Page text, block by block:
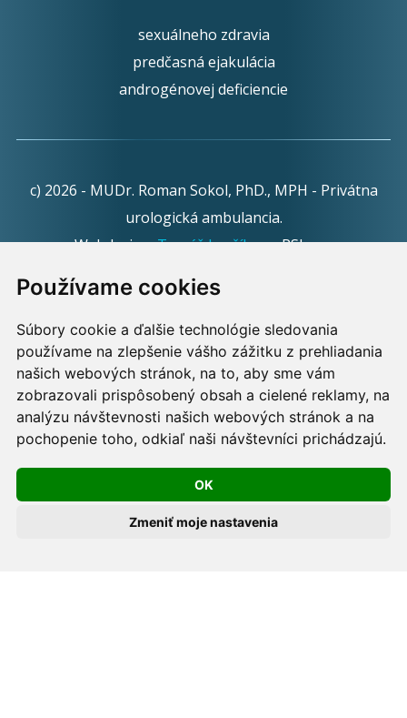
Používame cookies
Súbory cookie a ďalšie technológie sledovania
používame na zlepšenie vášho zážitku z prehliadania
našich webových stránok, na to, aby sme vám
zobrazovali prispôsobený obsah a cielené reklamy, na
analýzu návštevnosti našich webových stránok a na
pochopenie toho, odkiaľ naši návštevníci prichádzajú.
OK
Zmeniť moje nastavenia
sexuálneho zdravia
predčasná ejakulácia
androgénovej deficiencie
c) 2026 - MUDr. Roman Sokol, PhD., MPH - Privátna
urologická ambulancia.
Webdesign:Tomáš Levčíkpre RSbros.
Informačná povinnosť -Ochrana osobných údajov v
podmienkach prevádzkovateľa.
Používame cookies -nastavenie cookies.
Skopírovaním textu alebo časti textu z akejkoľvek
stránky tohto webu a jeho umiestnením na iný web
porušíte práva MUDr. Romana Sokola, PhD., MPH, ako
aj práva ďalších osôb zúčastnených na tvorbe obsahu
pre tento web.